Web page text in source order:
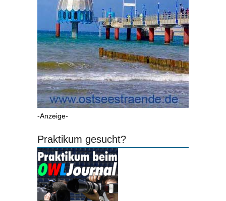
-Anzeige-
Praktikum gesucht?